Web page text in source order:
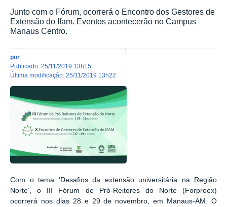
Junto com o Fórum, ocorrerá o Encontro dos Gestores de
Extensão do Ifam. Eventos acontecerão no Campus
Manaus Centro.
por
publicado: 25/11/2019 13h15
última modificação: 25/11/2019 13h22
Com o tema ‘Desafios da extensão universitária na Região
Norte’, o III Fórum de Pró-Reitores do Norte (Forproex)
ocorrerá nos dias 28 e 29 de novembro, em Manaus-AM. O